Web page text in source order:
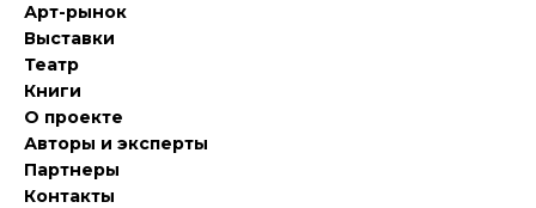
Арт-рынок
Выставки
Театр
Книги
О проекте
Авторы и эксперты
Партнеры
Контакты